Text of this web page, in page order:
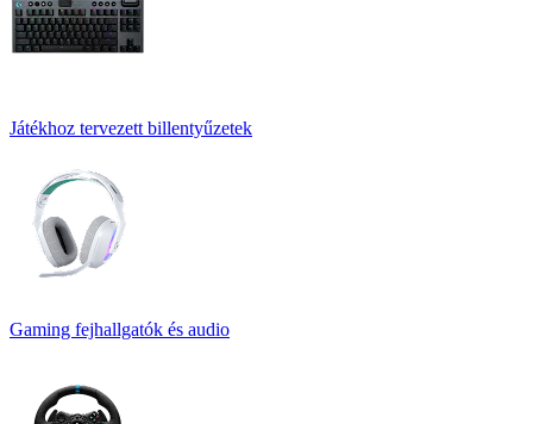
Játékhoz tervezett billentyűzetek
Gaming fejhallgatók és audio